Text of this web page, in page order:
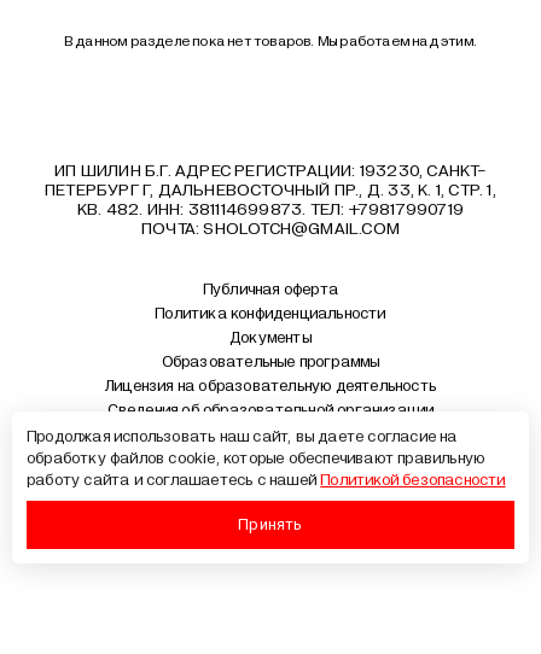
В данном разделе пока нет товаров. Мы работаем над этим.
ИП ШИЛИН Б.Г. АДРЕС РЕГИСТРАЦИИ: 193230, САНКТ-
ПЕТЕРБУРГ Г, ДАЛЬНЕВОСТОЧНЫЙ ПР., Д. 33, К. 1, СТР. 1,
КВ. 482. ИНН: 381114699873. ТЕЛ: +79817990719
ПОЧТА:SHOLOTCH@GMAIL.COM
Публичная оферта
Политика конфиденциальности
Документы
Образовательные программы
Лицензия на образовательную деятельность
Сведения об образовательной организации
Щёлочь, 2026
Продолжая использовать наш сайт, вы даете согласие на
обработку файлов cookie, которые обеспечивают правильную
работу сайта и соглашаетесь с нашейПолитикой безопасности
Принять